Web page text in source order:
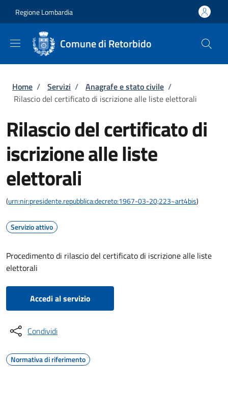
Regione Lombardia
Comune di Retorbido
Briciole di pane
Home / Servizi / Anagrafe e stato civile /
Rilascio del certificato di iscrizione alle liste elettorali
Rilascio del certificato di
iscrizione alle liste
elettorali
(urn:nir:presidente.repubblica:decreto:1967-03-20;223~art4bis)
Servizio attivo
Procedimento di rilascio del certificato di iscrizione alle liste
elettorali
Accedi al servizio
Condividi
Normativa di riferimento